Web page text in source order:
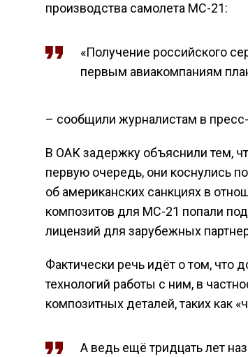
производства самолета МС-21:
«Получение российского
первым авиакомпаниям
– сообщили журналистам в
В ОАК задержку объяснили тем,
первую очередь, они коснулись
об американских санкциях в
композитов для МС-21 попали
лицензий для зарубежных
Фактически речь идёт о том, что
технологий работы с ним, в
композитных деталей, таких как
А ведь ещё тридцать лет